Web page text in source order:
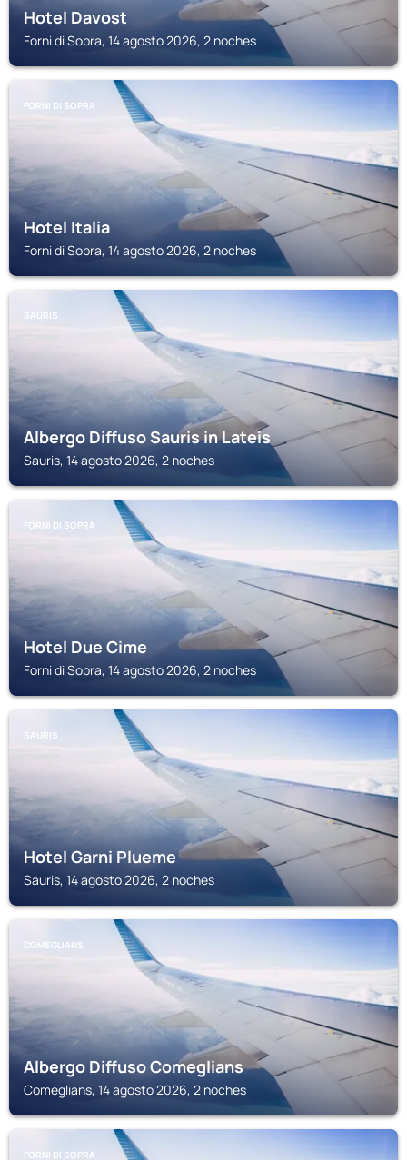
Hotel Davost
Forni di Sopra, 14 agosto 2026, 2 noches
FORNI DI SOPRA
Hotel Italia
Forni di Sopra, 14 agosto 2026, 2 noches
SAURIS
Albergo Diffuso Sauris in Lateis
Sauris, 14 agosto 2026, 2 noches
FORNI DI SOPRA
Hotel Due Cime
Forni di Sopra, 14 agosto 2026, 2 noches
SAURIS
Hotel Garni Plueme
Sauris, 14 agosto 2026, 2 noches
COMEGLIANS
Albergo Diffuso Comeglians
Comeglians, 14 agosto 2026, 2 noches
FORNI DI SOPRA